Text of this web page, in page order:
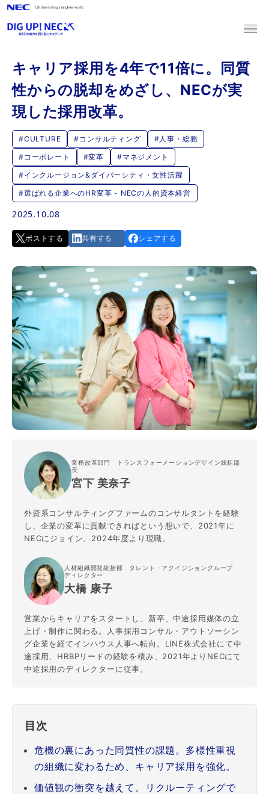
新卒採用
キャリア採用
2027新卒採用
マイページ登録
2028新卒採用
キャリア採用
キャリア採用を4年で11倍に。同質
性からの脱却をめざし、NECが実
現した採用改革。
#CULTURE #コンサルティング
#人事・総務
#コーポレート
#変革
#マネジメント
#インクルージョン&ダイバーシティ・女性活躍
#選ばれる企業へのHR変革 - NECの人的資本経営
2025.10.08
ポストする 共有する シェアする
業務改革部門 トランスフォーメーションデザイン統括部
長
宮下 美奈子
外資系コンサルティングファームのコンサルタントを経験
し、企業の変革に貢献できればという想いで、2021年に
NECにジョイン。2024年度より現職。
人材組織開発統括部 タレント・アクイジショングループ
ディレクター
大橋 康子
営業からキャリアをスタートし、新卒、中途採用媒体の立
上げ・制作に関わる。人事採用コンサル・アウトソーシン
グ企業を経てインハウス人事へ転向。LINE株式会社にて中
途採用、HRBPリードの経験を積み、2021年よりNECにて
中途採用のディレクターに従事。
目次
危機の裏にあった同質性の課題。多様性重視
の組織に変わるため、キャリア採用を強化。
価値観の衝突を越えて。リクルーティングで